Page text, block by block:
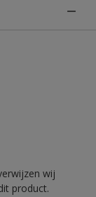
wij
product.